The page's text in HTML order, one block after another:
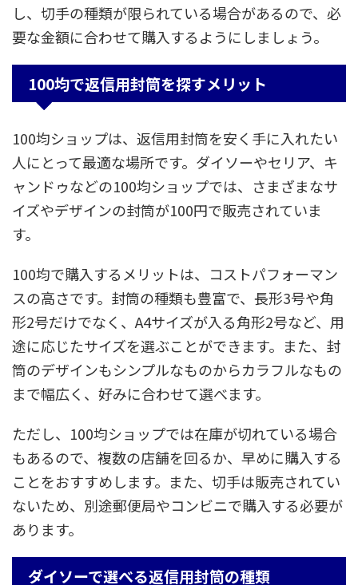
し、切手の種類が限られている場合があるので、必
要な金額に合わせて購入するようにしましょう。
100均で返信用封筒を探すメリット
100均ショップは、返信用封筒を安く手に入れたい
人にとって最適な場所です。ダイソーやセリア、キ
ャンドゥなどの100均ショップでは、さまざまなサ
イズやデザインの封筒が100円で販売されていま
す。
100均で購入するメリットは、コストパフォーマン
スの高さです。封筒の種類も豊富で、長形3号や角
形2号だけでなく、A4サイズが入る角形2号など、用
途に応じたサイズを選ぶことができます。また、封
筒のデザインもシンプルなものからカラフルなもの
まで幅広く、好みに合わせて選べます。
ただし、100均ショップでは在庫が切れている場合
もあるので、複数の店舗を回るか、早めに購入する
ことをおすすめします。また、切手は販売されてい
ないため、別途郵便局やコンビニで購入する必要が
あります。
ダイソーで選べる返信用封筒の種類